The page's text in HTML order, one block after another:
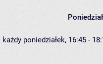
każdy poniedziałek, 16:45 -